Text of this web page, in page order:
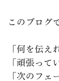
このブログ
「何を伝え
「頑張って
「次のフェ